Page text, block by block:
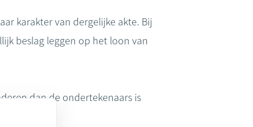
karakter van dergelijke akte. Bij
beslag leggen op het loon van
dan de ondertekenaars is